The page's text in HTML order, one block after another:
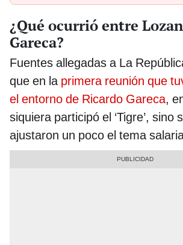
¿Qué ocurrió entre
Gareca?
Fuentes allegadas a La
que en la primera reunión que
el entorno de Ricardo Gareca,
siquiera participó el ‘Tigre’, sino
ajustaron un poco el tema